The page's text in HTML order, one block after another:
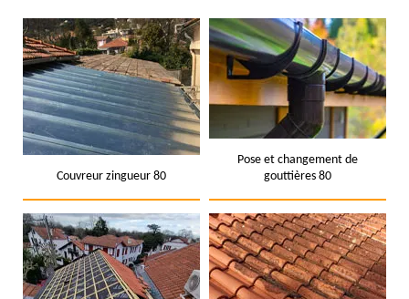
Couvreur zingueur 80
Pose et changement de
gouttières 80